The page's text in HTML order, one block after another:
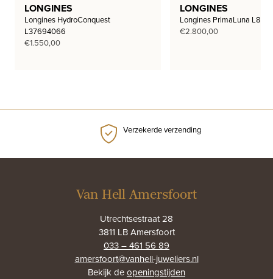
LONGINES
Longines HydroConquest
L37694066
€1.550,00
LONGINES
Longines PrimaLuna
€2.800,00
Verzekerde verzending
Van Hell Amersfoort
Utrechtsestraat 28
3811 LB Amersfoort
033 – 461 56 89
amersfoort@vanhell-juweliers.nl
Bekijk deopeningstijden